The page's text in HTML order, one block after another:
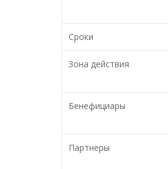
Сроки
Зона действия
Бенефициары
Партнеры